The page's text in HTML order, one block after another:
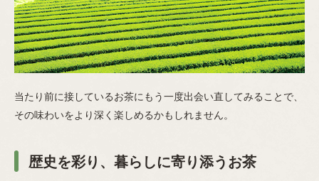
当たり前に接しているお茶にもう一度出会い直してみることで、
その味わいをより深く楽しめるかもしれません。
歴史を彩り、暮らしに寄り添うお茶